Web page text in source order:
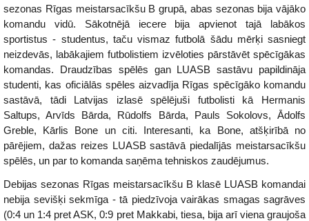
sezonas Rīgas meistarsacīkšu B grupā, abas sezonas bija vājāko
komandu vidū. Sākotnējā iecere bija apvienot tajā labākos
sportistus - studentus, taču vismaz futbolā šādu mērķi sasniegt
neizdevās, labākajiem futbolistiem izvēloties pārstāvēt spēcīgākas
komandas. Draudzības spēlēs gan LUASB sastāvu papildināja
studenti, kas oficiālās spēles aizvadīja Rīgas spēcīgāko komandu
sastāvā, tādi Latvijas izlasē spēlējuši futbolisti kā Hermanis
Saltups, Arvīds Bārda, Rūdolfs Bārda, Pauls Sokolovs, Ādolfs
Greble, Kārlis Bone un citi. Interesanti, ka Bone, atšķirībā no
pārējiem, dažas reizes LUASB sastāvā piedalījās meistarsacīkšu
spēlēs, un par to komanda saņēma tehniskos zaudējumus.
Debijas sezonas Rīgas meistarsacīkšu B klasē LUASB komandai
nebija sevišķi sekmīga - tā piedzīvoja vairākas smagas sagrāves
(0:4 un 1:4 pret ASK, 0:9 pret Makkabi, tiesa, bija arī viena graujoša